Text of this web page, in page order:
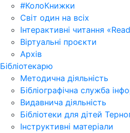
#КолоКнижки
Світ один на всіх
Інтерактивні читання
Віртуальні проєкти
Архів
Бібліотекарю
Методична діяльність
Бібліографічна служба
Видавнича діяльність
Бібліотеки для дітей
Інструктивні матеріали